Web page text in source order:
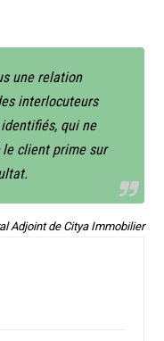
une relation
interlocuteurs
qui ne
client prime sur
Adjoint de Citya Immobilier